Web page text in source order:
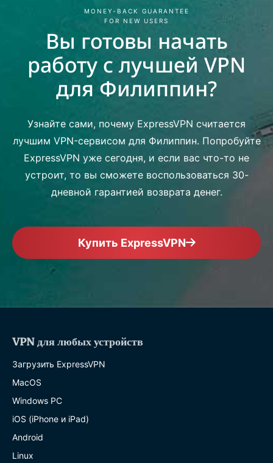
MONEY-BACK GUARANTEE
FOR NEW USERS
Вы готовы начать
работу с лучшей VPN
для Филиппин?
Узнайте сами, почему ExpressVPN считается
лучшим VPN-сервисом для Филиппин. Попробуйте
ExpressVPN уже сегодня, и если вас что-то не
устроит, то вы сможете воспользоваться 30-
дневной гарантией возврата денег.
Купить ExpressVPN
VPN для любых устройств
Загрузить ExpressVPN
MacOS
Windows PC
iOS (iPhone и iPad)
Android
Linux